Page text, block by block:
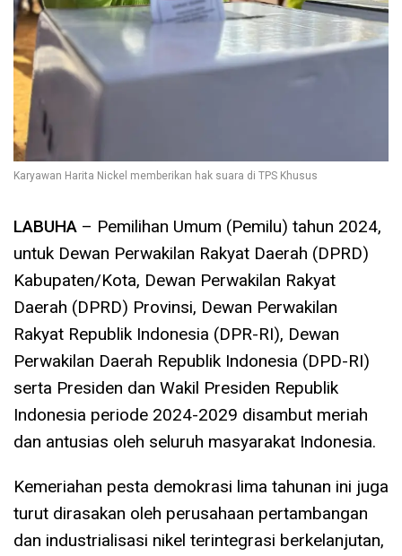
Karyawan Harita Nickel memberikan hak suara di TPS Khusus
LABUHA – Pemilihan Umum (Pemilu) tahun 2024,
untuk Dewan Perwakilan Rakyat Daerah (DPRD)
Kabupaten/Kota, Dewan Perwakilan Rakyat
Daerah (DPRD) Provinsi, Dewan Perwakilan
Rakyat Republik Indonesia (DPR-RI), Dewan
Perwakilan Daerah Republik Indonesia (DPD-RI)
serta Presiden dan Wakil Presiden Republik
Indonesia periode 2024-2029 disambut meriah
dan antusias oleh seluruh masyarakat Indonesia.
Kemeriahan pesta demokrasi lima tahunan ini juga
turut dirasakan oleh perusahaan pertambangan
dan industrialisasi nikel terintegrasi berkelanjutan,